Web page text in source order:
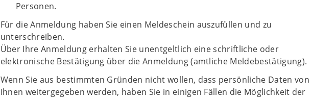
Personen.
Für die Anmeldung haben Sie einen Meldeschein auszufüllen und zu
unterschreiben.
Über Ihre Anmeldung erhalten Sie unentgeltlich eine schriftliche oder
elektronische Bestätigung über die Anmeldung (amtliche Meldebestätigung).
Wenn Sie aus bestimmten Gründen nicht wollen, dass persönliche Daten von
Ihnen weitergegeben werden, haben Sie in einigen Fällen die Möglichkeit der